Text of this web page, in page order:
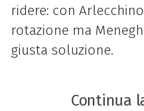
ridere: con
rotazione ma
giusta soluzione.
Continua